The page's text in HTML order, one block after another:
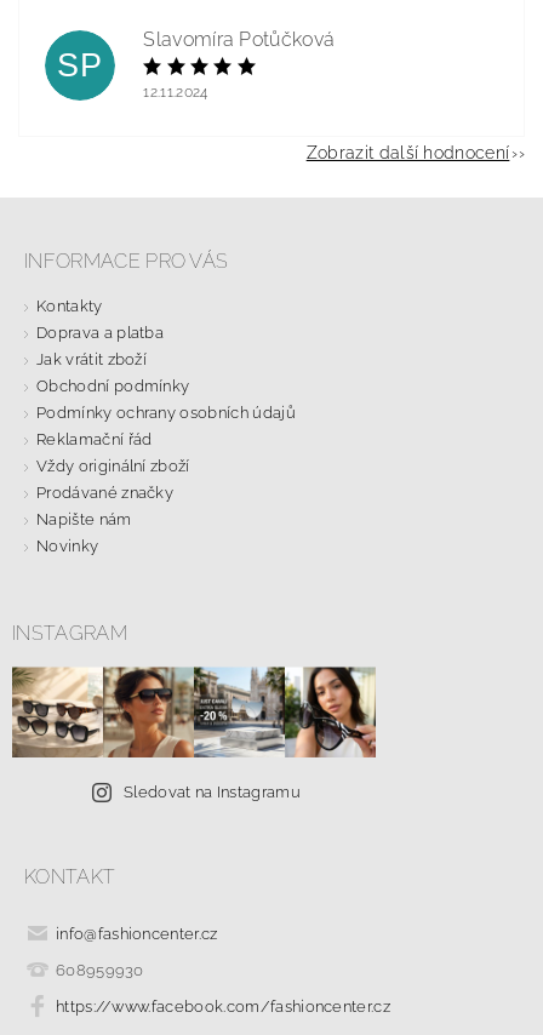
SP
Slavomíra Potůčková
12.11.2024
Zobrazit další hodnocení
INFORMACE PRO VÁS
Kontakty
Doprava a platba
Jak vrátit zboží
Obchodní podmínky
Podmínky ochrany osobních údajů
Reklamační řád
Vždy originální zboží
Prodávané značky
Napište nám
Novinky
INSTAGRAM
Sledovat na Instagramu
KONTAKT
info@fashioncenter.cz
608959930
https://www.facebook.com/fashioncenter.cz